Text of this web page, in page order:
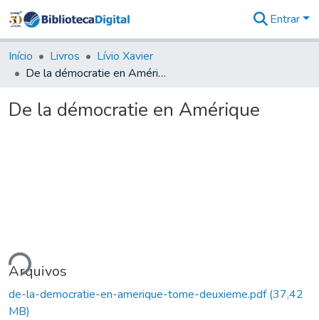
&
Coleções
Tudo na
Digital
Entrar
Início Livros
Lívio Xavier
De la démocratie en Amérique
De la démocratie en Amérique
Arquivos
de-la-democratie-en-amerique-tome-deuxieme.pdf(37,42
MB)